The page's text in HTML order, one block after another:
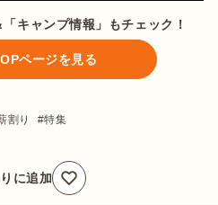
キャンプ情報」もチェック！
ページを見る
割り 特集
に追加